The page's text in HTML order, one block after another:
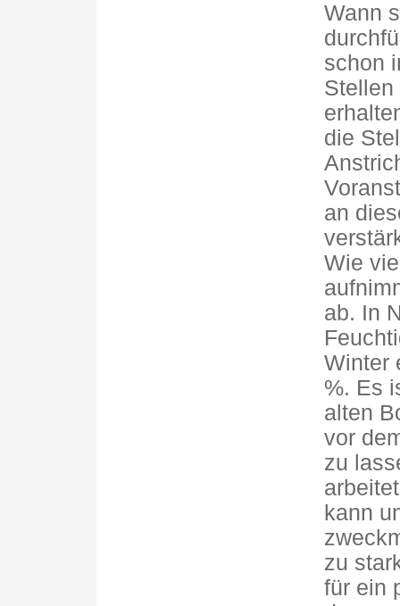
Wann
schon
Stellen
die
an
Wie
ab. In
Winter
%. Es
alten
vor
zu
kann
zu
für ein